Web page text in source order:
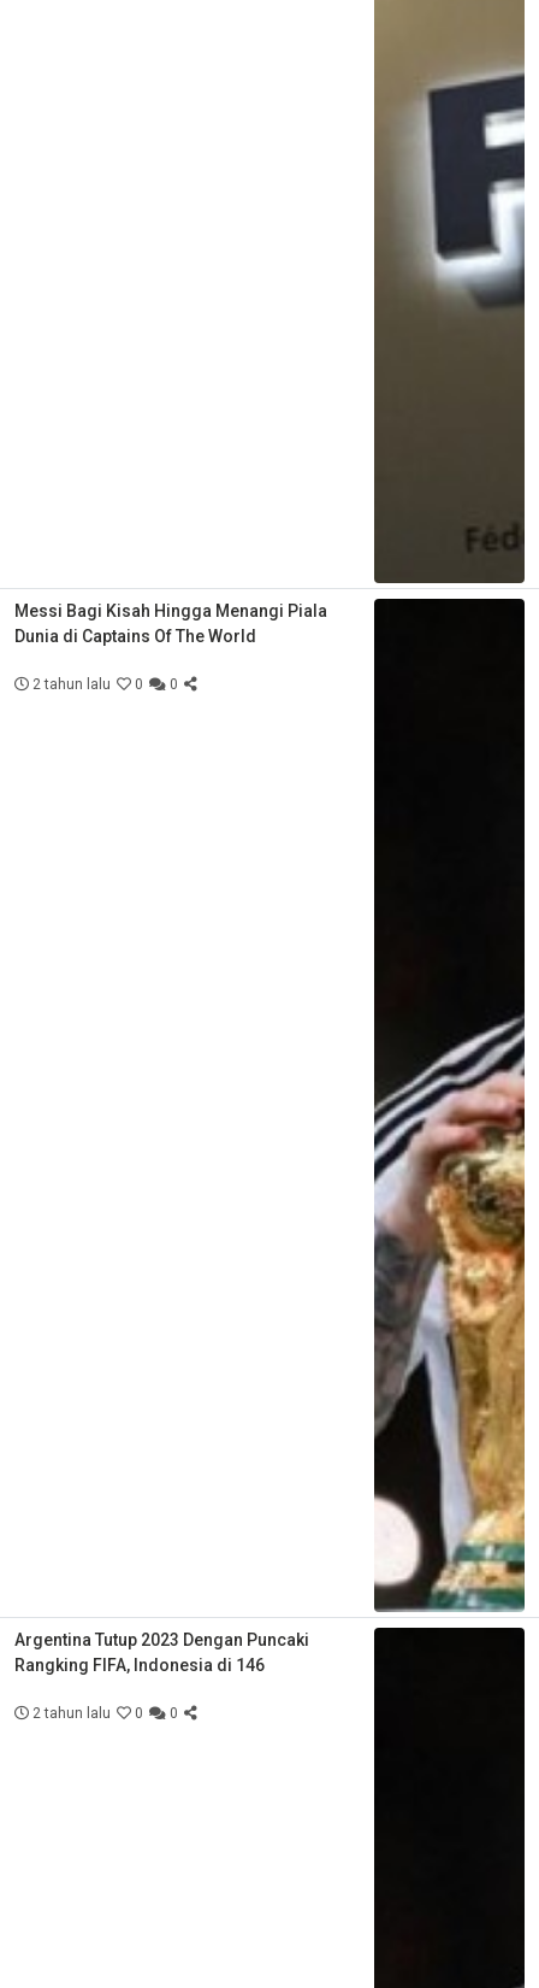
Messi Bagi Kisah Hingga Menangi Piala
Dunia di Captains Of The World
2 tahun lalu 0 0
Argentina Tutup 2023 Dengan Puncaki
Rangking FIFA, Indonesia di 146
2 tahun lalu 0 0